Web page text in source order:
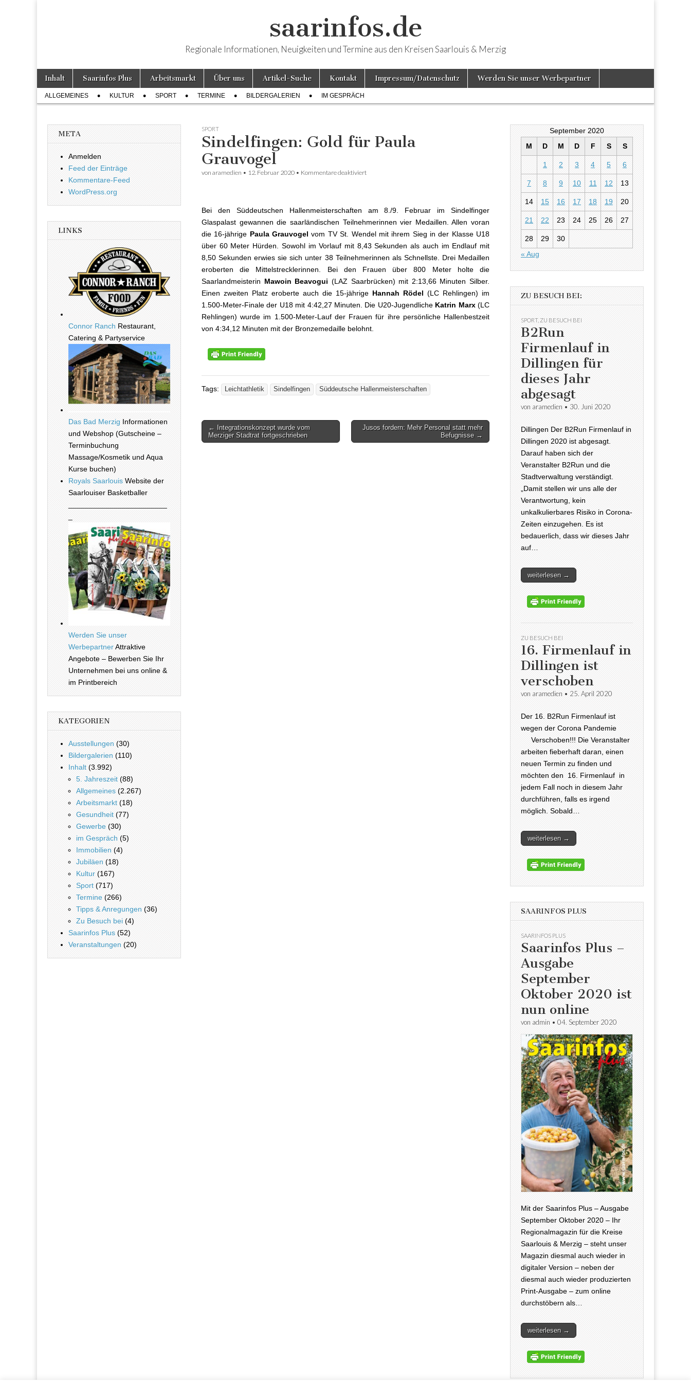
saarinfos.de
Regionale Informationen, Neuigkeiten und Termine aus den Kreisen Saarlouis & Merzig
Hauptmenü
Weiter zum Inhalt
Inhalt Saarinfos Plus Arbeitsmarkt Über uns Artikel-Suche Kontakt Impressum/Datenschutz Werden Sie unser Werbepartner
Untermenü
ALLGEMEINES KULTUR SPORT TERMINE BILDERGALERIEN IM GESPRÄCH
SPORT
Sindelfingen: Gold für Paula
Grauvogel
von aramedien • 12. Februar 2020 • Kommentare deaktiviert
Bei den Süddeutschen Hallenmeisterschaften am 8./9. Februar im Sindelfinger
Glaspalast gewannen die saarländischen Teilnehmerinnen vier Medaillen. Allen voran
die 16-jährige Paula Grauvogel vom TV St. Wendel mit ihrem Sieg in der Klasse U18
über 60 Meter Hürden. Sowohl im Vorlauf mit 8,43 Sekunden als auch im Endlauf mit
8,50 Sekunden erwies sie sich unter 38 Teilnehmerinnen als Schnellste. Drei Medaillen
eroberten die Mittelstrecklerinnen. Bei den Frauen über 800 Meter holte die
Saarlandmeisterin Mawoin Beavogui (LAZ Saarbrücken) mit 2:13,66 Minuten Silber.
Einen zweiten Platz eroberte auch die 15-jährige Hannah Rödel (LC Rehlingen) im
1.500-Meter-Finale der U18 mit 4:42,27 Minuten. Die U20-Jugendliche Katrin Marx(LC
Rehlingen) wurde im 1.500-Meter-Lauf der Frauen für ihre persönliche Hallenbestzeit
von 4:34,12 Minuten mit der Bronzemedaille belohnt.
Tags: Leichtathletik Sindelfingen Süddeutsche Hallenmeisterschaften
Beitragsnavigation
← Integrationskonzept wurde vom
Merziger Stadtrat fortgeschrieben
Jusos fordern: Mehr Personal statt mehr
Befugnisse →
META
Anmelden
Feed der Einträge
Kommentare-Feed
WordPress.org
LINKS
Connor Ranch Restaurant,
Catering & Partyservice
Das Bad Merzig Informationen
und Webshop (Gutscheine –
Terminbuchung
Massage/Kosmetik und Aqua
Kurse buchen)
Royals Saarlouis Website der
Saarlouiser Basketballer
Werden Sie unser
WerbepartnerAttraktive
Angebote – Bewerben Sie Ihr
Unternehmen bei uns online &
im Printbereich
KATEGORIEN
Ausstellungen (30)
Bildergalerien (110)
Inhalt (3.992)
5. Jahreszeit (88)
Allgemeines (2.267)
Arbeitsmarkt (18)
Gesundheit (77)
Gewerbe (30)
im Gespräch (5)
Immobilien (4)
Jubiläen (18)
Kultur (167)
Sport (717)
Termine (266)
Tipps & Anregungen (36)
Zu Besuch bei (4)
Saarinfos Plus (52)
Veranstaltungen (20)
September 2020
M
D M D F S S
1 2 3 4 5 6
7 8 9 10 11 12 13
14 15 16 17 18 19 20
21 22 23 24 25 26 27
28 29
30
« Aug
ZU BESUCH BEI:
SPORT, ZU BESUCH BEI
B2Run
Firmenlauf in
Dillingen für
dieses Jahr
abgesagt
von aramedien • 30. Juni 2020
Dillingen Der B2Run Firmenlauf in
Dillingen 2020 ist abgesagt.
Darauf haben sich der
Veranstalter B2Run und die
Stadtverwaltung verständigt.
„Damit stellen wir uns alle der
Verantwortung, kein
unkalkulierbares Risiko in Corona-
Zeiten einzugehen. Es ist
bedauerlich, dass wir dieses Jahr
auf…
weiterlesen →
ZU BESUCH BEI
16. Firmenlauf in
Dillingen ist
verschoben
von aramedien • 25. April 2020
Der 16. B2Run Firmenlauf ist
wegen der Corona Pandemie
Verschoben!!! Die Veranstalter
arbeiten fieberhaft daran, einen
neuen Termin zu finden und
möchten den 16. Firmenlauf in
jedem Fall noch in diesem Jahr
durchführen, falls es irgend
möglich. Sobald…
weiterlesen →
SAARINFOS PLUS
SAARINFOS PLUS
Saarinfos Plus –
Ausgabe
September
Oktober 2020 ist
nun online
von admin • 04. September 2020
Mit der Saarinfos Plus – Ausgabe
September Oktober 2020 – Ihr
Regionalmagazin für die Kreise
Saarlouis & Merzig – steht unser
Magazin diesmal auch wieder in
digitaler Version – neben der
diesmal auch wieder produzierten
Print-Ausgabe – zum online
durchstöbern als…
weiterlesen →